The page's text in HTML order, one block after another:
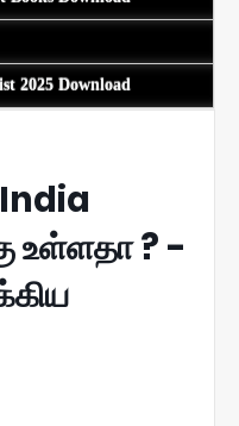
2025 Download
உள்ளதா ? -